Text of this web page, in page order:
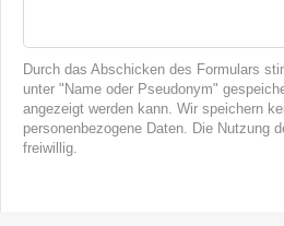
Durch das Abschicken des Formulars
unter "Name oder Pseudonym"
angezeigt werden kann. Wir speichern
personenbezogene Daten. Die Nutzung
freiwillig.